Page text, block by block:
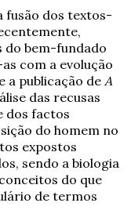
fusão dos textos-
do bem-fundado
com a evolução
a publicação de A
das recusas
dos factos
do homem no
expostos
sendo a biologia
do que
de termos